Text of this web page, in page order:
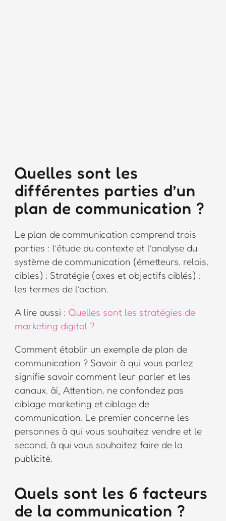
Quelles sont les
différentes parties d’un
plan de communication ?
Le plan de communication comprend trois
parties : l’étude du contexte et l’analyse du
système de communication (émetteurs, relais,
cibles) ; Stratégie (axes et objectifs ciblés) ;
les termes de l’action.
A lire aussi : Quelles sont les stratégies de
marketing digital ?
Comment établir un exemple de plan de
communication ? Savoir à qui vous parlez
signifie savoir comment leur parler et les
canaux. âï¸ Attention, ne confondez pas
ciblage marketing et ciblage de
communication. Le premier concerne les
personnes à qui vous souhaitez vendre et le
second, à qui vous souhaitez faire de la
publicité.
Quels sont les 6 facteurs
de la communication ?